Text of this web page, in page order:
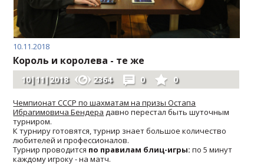
10.11.2018
Король и королева - те же
10|11|2018 2364 0 0
Чемпионат СССР по шахматам на призы Остапа
Ибрагимовича Бендера давно перестал быть шуточным
турниром.
К турниру готовятся, турнир знает большое количество
любителей и профессионалов.
Турнир проводится по правилам блиц-игры: по 5 минут
каждому игроку - на матч.